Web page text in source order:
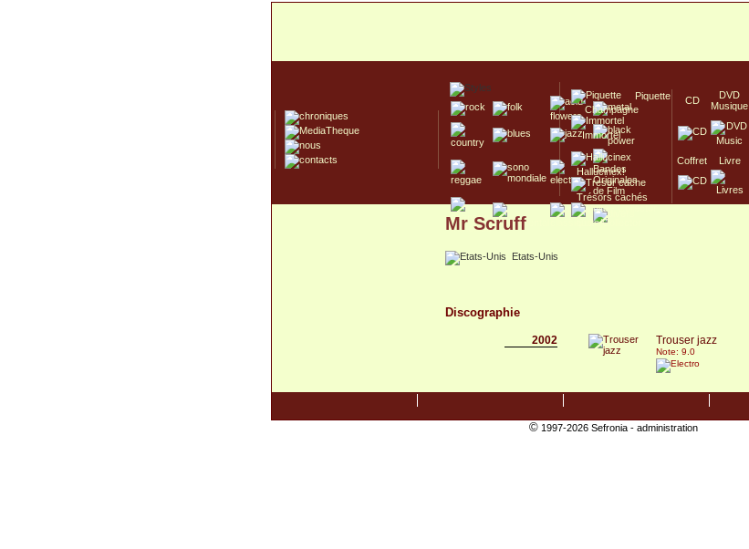
Piquette
Champagne
Immortel
Hallucinex!
Trésors cachés
Culte/Collector
CD
DVD
Musique
Coffret Livre
Mr Scruff
Etats-Unis
Discographie
2002 Trouser jazz
Note: 9.0
©1997-2026 Sefronia - administration